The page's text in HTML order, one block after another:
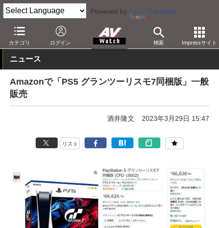
Powered by Translate
カテゴリ ログイン 検索 Impressサイト
AV Watch 製品 ゲーム機 PS5
ニュース
Amazonで「PS5 グランツーリスモ7同梱版」一般
販売
酒井隆文 2023年3月29日 15:47
リスト